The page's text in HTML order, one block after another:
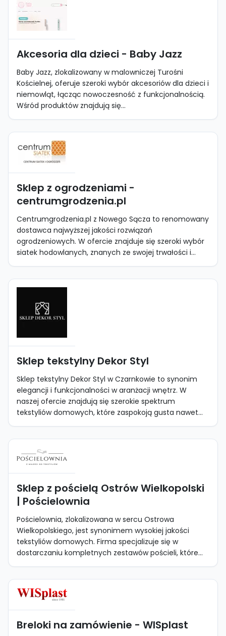
Akcesoria dla dzieci - Baby Jazz
Baby Jazz, zlokalizowany w malowniczej Turośni
Kościelnej, oferuje szeroki wybór akcesoriów dla dzieci i
niemowląt, łącząc nowoczesność z funkcjonalnością.
Wśród produktów znajdują się...
Sklep z ogrodzeniami -
centrumgrodzenia.pl
Centrumgrodzenia.pl z Nowego Sącza to renomowany
dostawca najwyższej jakości rozwiązań
ogrodzeniowych. W ofercie znajduje się szeroki wybór
siatek hodowlanych, znanych ze swojej trwałości i...
Sklep tekstylny Dekor Styl
Sklep tekstylny Dekor Styl w Czarnkowie to synonim
elegancji i funkcjonalności w aranżacji wnętrz. W
naszej ofercie znajdują się szerokie spektrum
tekstyliów domowych, które zaspokoją gusta nawet...
Sklep z pościelą Ostrów Wielkopolski
| Pościelownia
Pościelownia, zlokalizowana w sercu Ostrowa
Wielkopolskiego, jest synonimem wysokiej jakości
tekstyliów domowych. Firma specjalizuje się w
dostarczaniu kompletnych zestawów pościeli, które...
Breloki na zamówienie - WISplast